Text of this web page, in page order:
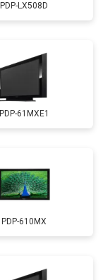
PDP-LX508D
PDP-61MXE1
PDP-610MX